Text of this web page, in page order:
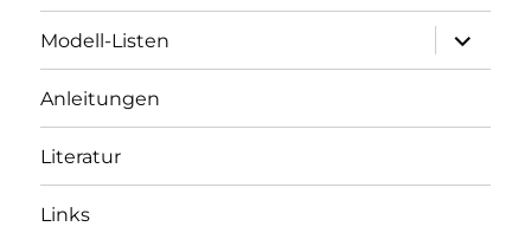
Modell-Listen
öffnen
Anleitungen
Literatur
Links